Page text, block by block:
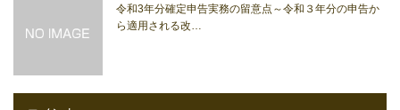
令和3年分確定申告実務の留意点～令和３年分の申告か
ら適用される改…